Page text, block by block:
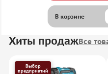
В корзине
Хиты продажВсе
Выбор
предприятий